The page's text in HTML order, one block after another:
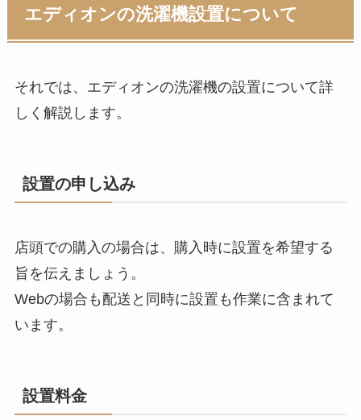
エディオンの洗濯機設置について
それでは、エディオンの洗濯機の設置について詳
しく解説します。
設置の申し込み
店頭での購入の場合は、購入時に設置を希望する
旨を伝えましょう。
Webの場合も配送と同時に設置も作業に含まれて
います。
設置料金